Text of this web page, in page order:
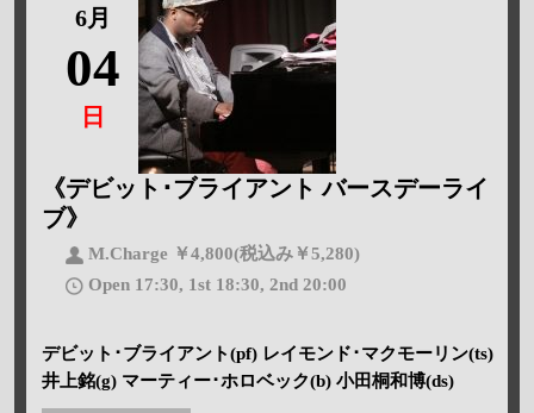
6月
04
日
《デビット･ブライアント バースデーライ
ブ》
M.Charge ￥4,800(税込み￥5,280)
Open 17:30, 1st 18:30, 2nd 20:00
デビット･ブライアント(pf) レイモンド･マクモーリン(ts)
井上銘(g) マーティー･ホロベック(b) 小田桐和博(ds)